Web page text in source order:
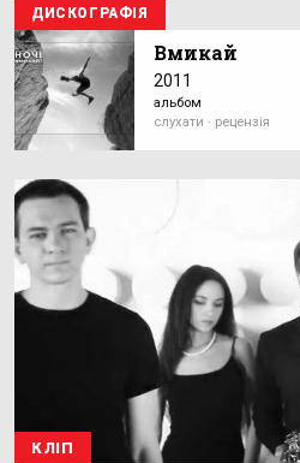
ДИСКОГРАФІЯ
Вмикай
2011
альбом
слухати · рецензія
КЛІП